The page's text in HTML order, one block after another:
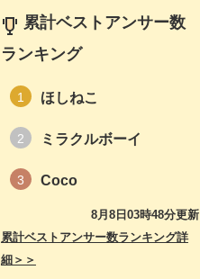
累計ベストアンサー数
ランキング
1 ほしねこ
2 ミラクルボーイ
3 Coco
8月8日03時48分更新
累計ベストアンサー数ランキング詳
細＞＞